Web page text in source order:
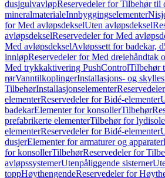
dusjgulvavløpReservedeler for Tilbehør til
mineralmaterialeInnbyggingselementer
for Med avløpsdekselUten avløpsdeksel
avløpsdekselReservedeler for Med
Med avløpsdekselAvløpssett for badekar,
innløpReservedeler for Med dreiehåndtak
Med trykkaktivering PushControlTilbehør
rørVanntilkoplingerInstallasjons- og
TilbehørInstallasjonselementer
elementerReservedeler for Bidé-elementer
badekarElementer for konsollerTilbehør
prefabrikerte elementerTilbehør for
elementerReservedeler for Bidé-elementer
dusjerElementer for armaturer og apparater
for konsollerTilbehørReservedeler for
avløpssystemerUtenpåliggende sisterner
toppHøythengendeReservedeler for